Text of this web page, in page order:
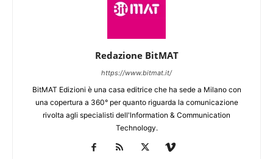
Redazione BitMAT
https://www.bitmat.it/
BitMAT Edizioni è una casa editrice che ha sede a Milano con
una copertura a 360° per quanto riguarda la comunicazione
rivolta agli specialisti dell'lnformation & Communication
Technology.